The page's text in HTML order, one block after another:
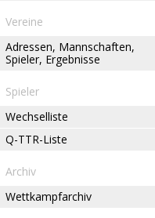
Vereine
Adressen, Mannschaften,
Spieler, Ergebnisse
Spieler
Wechselliste
Q-TTR-Liste
Archiv
Wettkampfarchiv